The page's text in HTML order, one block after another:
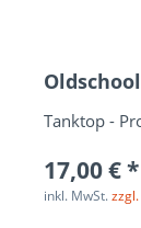
Tanktop -
17,00 € *
inkl. MwSt.